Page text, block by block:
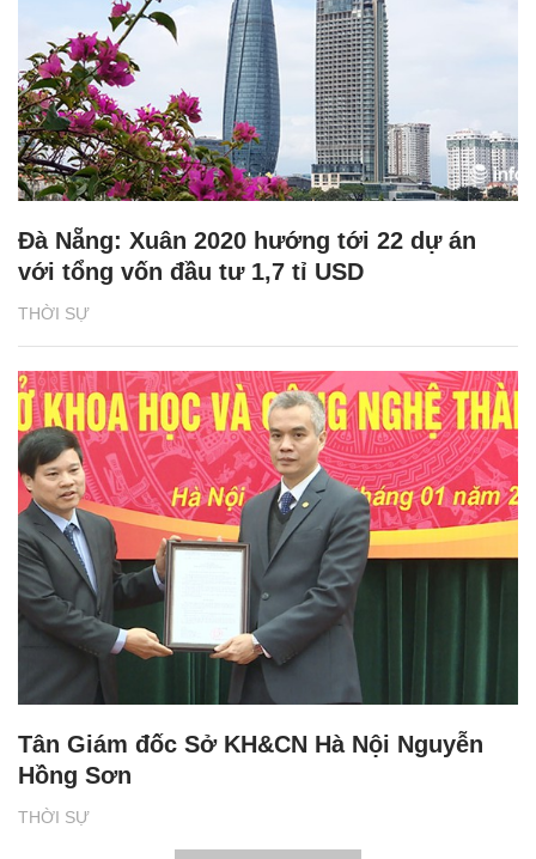
THỜI SỰ
Đà Nẵng: Xuân 2020 hướng tới 22 dự án
với tổng vốn đầu tư 1,7 tỉ USD
THỜI SỰ
Tân Giám đốc Sở KH&CN Hà Nội Nguyễn
Hồng Sơn